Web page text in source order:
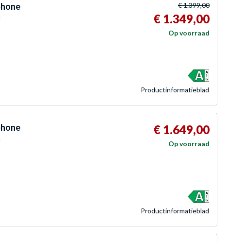
€ 1.399,00
€ 1.349,00
Op voorraad
Product­informatieblad
€ 1.649,00
Op voorraad
Product­informatieblad